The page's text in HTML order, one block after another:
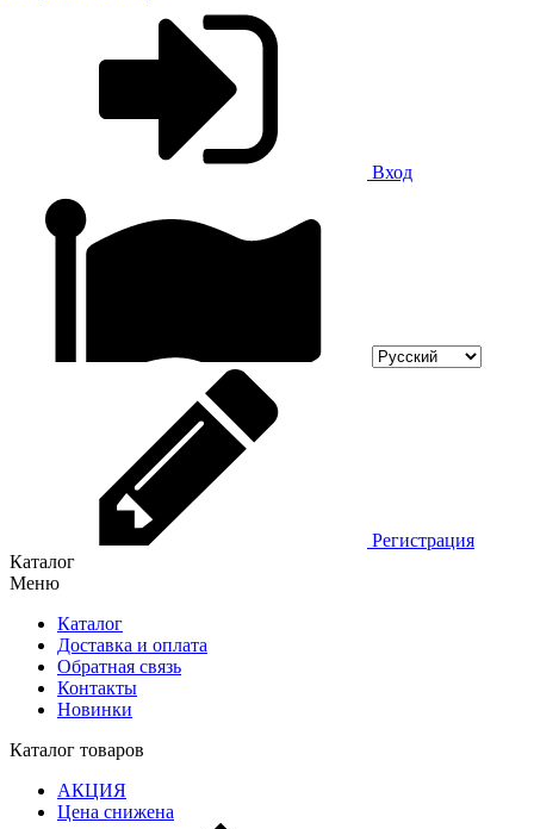
Вход
Регистрация
Каталог
Меню
Каталог
Доставка и оплата
Обратная связь
Контакты
Новинки
Каталог товаров
АКЦИЯ
Цена снижена